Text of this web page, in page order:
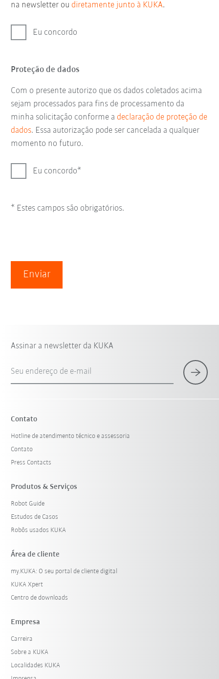
na newsletter ou diretamente junto à KUKA.
Eu concordo
Proteção de dados
Com o presente autorizo que os dados coletados acima
sejam processados para fins de processamento da
minha solicitação conforme a declaração de proteção de
dados. Essa autorização pode ser cancelada a qualquer
momento no futuro.
Eu concordo
* Estes campos são obrigatórios.
Enviar
Assinar a newsletter da KUKA
Seu endereço de e-mail
Contato
Hotline de atendimento técnico e assessoria
Contato
Press Contacts
Produtos & Serviços
Robot Guide
Estudos de Casos
Robôs usados KUKA
Área de cliente
my.KUKA: O seu portal de cliente digital
KUKA Xpert
Centro de downloads
Empresa
Carreira
Sobre a KUKA
Localidades KUKA